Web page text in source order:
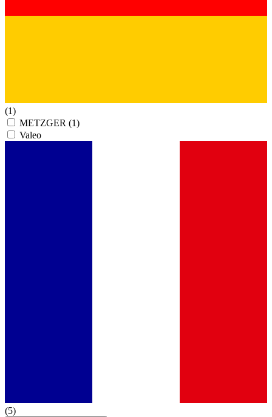
(1)
METZGER (1)
Valeo
(5)